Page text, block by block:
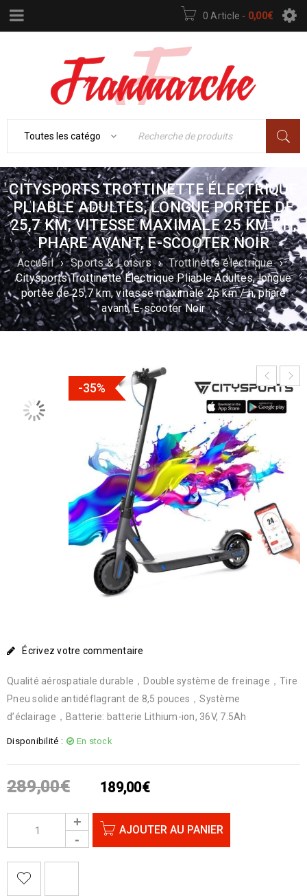
0 Article - 0,00€
CITYSPORTS TROTTINETTE ÉLECTRIQUE
PLIABLE ADULTES, LONGUE PORTÉE DE
25,7 KM, VITESSE MAXIMALE 25 KM / H,
PHARE AVANT, E-SCOOTER NOIR
Accueil › Sports & Loisirs › Trottinette électrique ›
Citysports Trottinette Électrique Pliable Adultes, longue
portée de 25,7 km, vitesse maximale 25 km / h, phare
avant, E-scooter Noir
-35%
Écrivez votre commentaire
Qualité aérospatiale durable，Double système de freinage，Tire
Pneu solide antidéflagrant de 8,5 pouces，Système
d’éclairage，Batterie: batterie Lithium-ion, 36V, 7.5Ah
Disponibilité : En stock
289,00€ 189,00€
AJOUTER AU PANIER